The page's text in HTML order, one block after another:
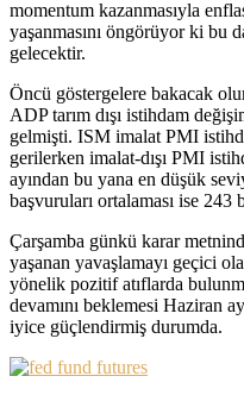
momentum kazanmasıyla
yaşanmasını öngörüyor ki bu
gelecektir.
Öncü göstergelere bakacak
ADP tarım dışı istihdam
gelmişti. ISM imalat PMI
gerilerken imalat-dışı PMI
ayından bu yana en düşük
başvuruları ortalaması ise 243
Çarşamba günkü karar
yaşanan yavaşlamayı geçici
yönelik pozitif atıflarda
devamını beklemesi Haziran
iyice güçlendirmiş durumda.